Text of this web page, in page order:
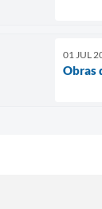
01 JUL
Obras